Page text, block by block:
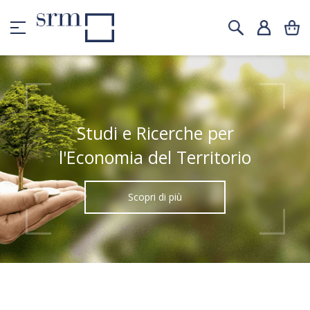
Studi e Ricerche per
l'Economia del Territorio
Scopri di più